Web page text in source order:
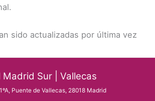
sido actualizadas por última vez
Madrid Sur | Vallecas
Puente de Vallecas, 28018 Madrid